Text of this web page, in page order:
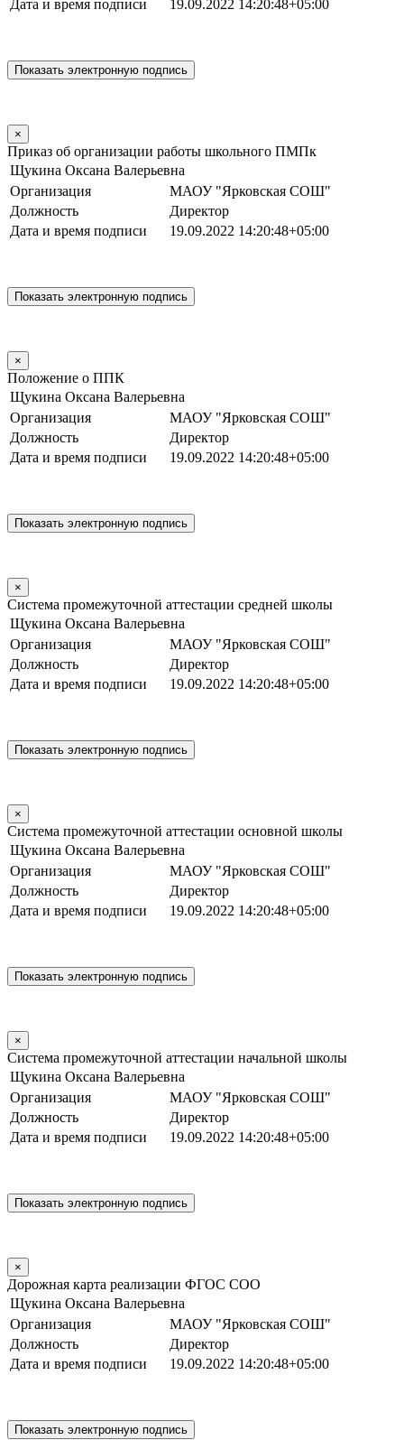
Дата и время подписи
19.09.2022 14:20:48+05:00
×
Приказ об организации работы школьного ПМПк
Щукина Оксана Валерьевна
Организация
МАОУ "Ярковская СОШ"
Должность
Директор
Дата и время подписи
19.09.2022 14:20:48+05:00
×
Положение о ППК
Щукина Оксана Валерьевна
Организация
МАОУ "Ярковская СОШ"
Должность
Директор
Дата и время подписи
19.09.2022 14:20:48+05:00
×
Система промежуточной аттестации средней школы
Щукина Оксана Валерьевна
Организация
МАОУ "Ярковская СОШ"
Должность
Директор
Дата и время подписи
19.09.2022 14:20:48+05:00
×
Система промежуточной аттестации основной школы
Щукина Оксана Валерьевна
Организация
МАОУ "Ярковская СОШ"
Должность
Директор
Дата и время подписи
19.09.2022 14:20:48+05:00
×
Система промежуточной аттестации начальной школы
Щукина Оксана Валерьевна
Организация
МАОУ "Ярковская СОШ"
Должность
Директор
Дата и время подписи
19.09.2022 14:20:48+05:00
×
Дорожная карта реализации ФГОС СОО
Щукина Оксана Валерьевна
Организация
МАОУ "Ярковская СОШ"
Должность
Директор
Дата и время подписи
19.09.2022 14:20:48+05:00